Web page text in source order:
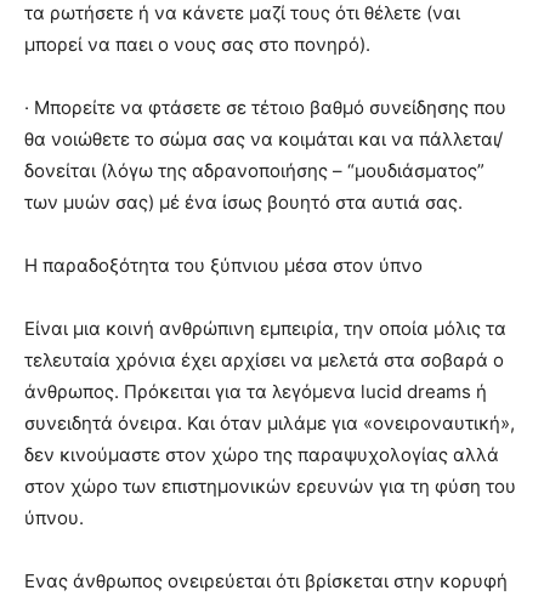
τα ρωτήσετε ή να κάνετε μαζί τους ότι θέλετε (ναι
μπορεί να παει ο νους σας στο πονηρό).
· Μπορείτε να φτάσετε σε τέτοιο βαθμό συνείδησης που
θα νοιώθετε το σώμα σας να κοιμάται και να πάλλεται/
δονείται (λόγω της αδρανοποιήσης – “μουδιάσματος”
των μυών σας) μέ ένα ίσως βουητό στα αυτιά σας.
Η παραδοξότητα του ξύπνιου μέσα στον ύπνο
Είναι μια κοινή ανθρώπινη εμπειρία, την οποία μόλις τα
τελευταία χρόνια έχει αρχίσει να μελετά στα σοβαρά ο
άνθρωπος. Πρόκειται για τα λεγόμενα lucid dreams ή
συνειδητά όνειρα. Και όταν μιλάμε για «ονειροναυτική»,
δεν κινούμαστε στον χώρο της παραψυχολογίας αλλά
στον χώρο των επιστημονικών ερευνών για τη φύση του
ύπνου.
Ενας άνθρωπος ονειρεύεται ότι βρίσκεται στην κορυφή